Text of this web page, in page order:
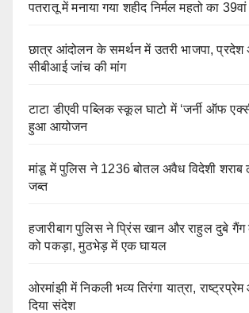
पतरातू में मनाया गया शहीद निर्मल महतो का
छात्र आंदोलन के समर्थन में उतरी भाजपा, प्रदेश
सीबीआई जांच की मांग
टाटा डीएवी पब्लिक स्कूल घाटो में ‘जर्नी ऑफ
हुआ आयोजन
मांडू में पुलिस ने 1236 बोतल अवैध विदेशी शराब
जब्त
हजारीबाग पुलिस ने प्रिंस खान और राहुल दुबे
को पकड़ा, मुठभेड़ में एक घायल
ओरमांझी में निकली भव्य तिरंगा यात्रा,
दिया संदेश